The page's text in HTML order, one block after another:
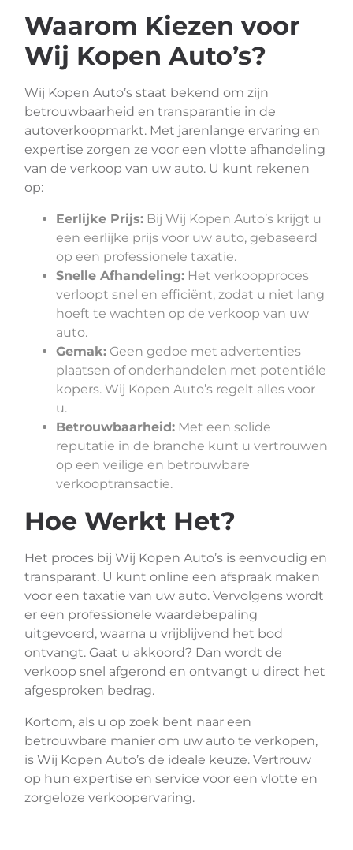
Waarom Kiezen voor
Wij Kopen Auto’s?
Wij Kopen Auto’s staat bekend om zijn
betrouwbaarheid en transparantie in de
autoverkoopmarkt. Met jarenlange ervaring en
expertise zorgen ze voor een vlotte afhandeling
van de verkoop van uw auto. U kunt rekenen
op:
Eerlijke Prijs: Bij Wij Kopen Auto’s krijgt u
een eerlijke prijs voor uw auto, gebaseerd
op een professionele taxatie.
Snelle Afhandeling: Het verkoopproces
verloopt snel en efficiënt, zodat u niet lang
hoeft te wachten op de verkoop van uw
auto.
Gemak: Geen gedoe met advertenties
plaatsen of onderhandelen met potentiële
kopers. Wij Kopen Auto’s regelt alles voor
u.
Betrouwbaarheid: Met een solide
reputatie in de branche kunt u vertrouwen
op een veilige en betrouwbare
verkooptransactie.
Hoe Werkt Het?
Het proces bij Wij Kopen Auto’s is eenvoudig en
transparant. U kunt online een afspraak maken
voor een taxatie van uw auto. Vervolgens wordt
er een professionele waardebepaling
uitgevoerd, waarna u vrijblijvend het bod
ontvangt. Gaat u akkoord? Dan wordt de
verkoop snel afgerond en ontvangt u direct het
afgesproken bedrag.
Kortom, als u op zoek bent naar een
betrouwbare manier om uw auto te verkopen,
is Wij Kopen Auto’s de ideale keuze. Vertrouw
op hun expertise en service voor een vlotte en
zorgeloze verkoopervaring.